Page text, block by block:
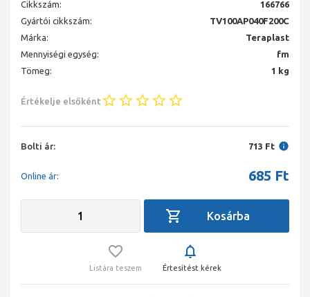
Cikkszám:
166766
Gyártói cikkszám:
TV100AP040F200C
Márka:
Teraplast
Mennyiségi egység:
fm
Tömeg:
1 kg
Értékelje elsőként
Bolti ár: 713 Ft
Online ár: 685 Ft
Listára teszem Értesítést kérek